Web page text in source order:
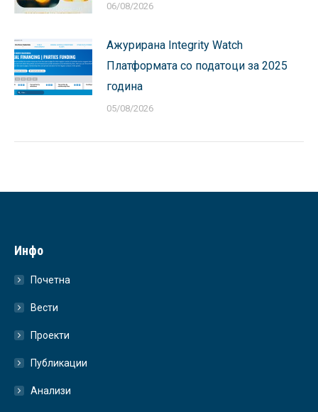
06/08/2026
Ажурирана Integrity Watch
Платформата со податоци за 2025
година
05/08/2026
Инфо
Почетна
Вести
Проекти
Публикации
Анализи